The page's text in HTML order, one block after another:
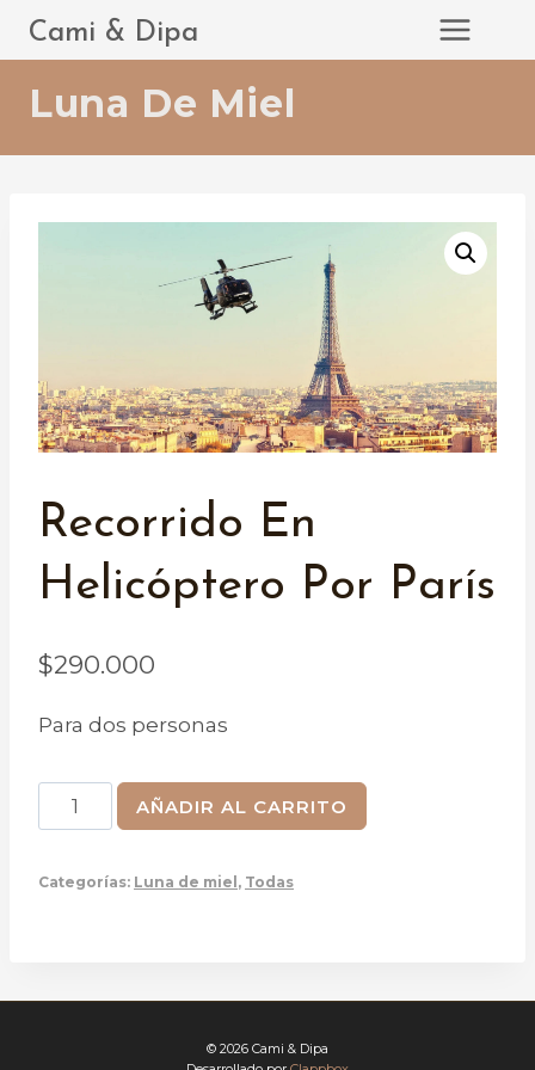
Saltar
Cami & Dipa
Luna De Miel
Recorrido En
Helicóptero Por París
$290.000
Para dos personas
Recorrido
en
por
AÑADIR AL CARRITO
Categorías: Luna de miel , Todas
© 2026 Cami & Dipa